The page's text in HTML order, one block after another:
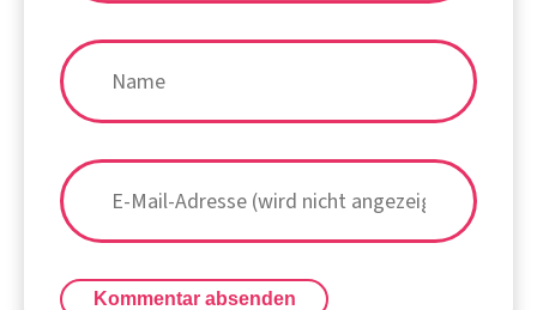
Kommentar absenden